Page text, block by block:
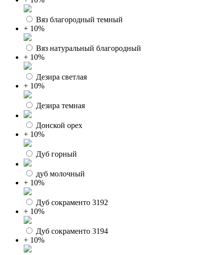
Вяз благородный темный
+ 10%
Вяз натуральный благородный
+ 10%
Дезира светлая
+ 10%
Дезира темная
Донской орех
+ 10%
Дуб горный
дуб молочный
+ 10%
Дуб сокраменто 3192
+ 10%
Дуб сокраменто 3194
+ 10%